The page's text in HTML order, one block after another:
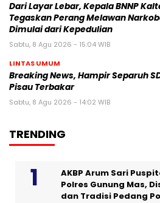
Dari Layar Lebar, Kepala BNNP
Tegaskan Perang Melawan
Dimulai dari Kepedulian
Sabtu, 8 Agu 2026 - 15:04 WIB
LINTAS UMUM
Breaking News, Hampir Separuh
Pisau Terbakar
Sabtu, 8 Agu 2026 - 14:02 WIB
TRENDING
AKBP Arum Sari
Polres Gunung Mas,
dan Tradisi Pedang